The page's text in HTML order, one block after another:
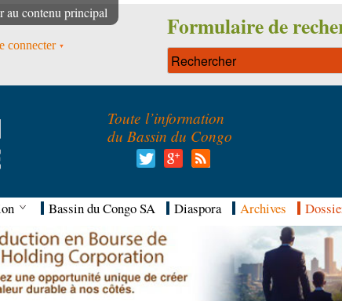
au contenu principal
connecter
Formulaire de
Toute l’information
du Bassin du Congo
Bassin du Congo SA Diaspora Archives